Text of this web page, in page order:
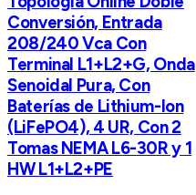
Conversión, Entrada
208/240 Vca Con
Terminal L1+L2+G, Onda
Senoidal Pura, Con
Baterías de Lithium-Ion
(LiFePO4), 4 UR, Con 2
Tomas NEMA L6-30R y 1
HW L1+L2+PE